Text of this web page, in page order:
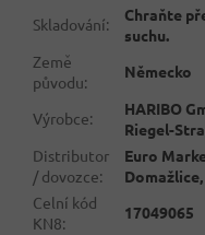
Skladování:
Chraňte
suchu.
Země
původu:
Německo
Výrobce:
HARIBO
Riegel-
Distributor
/ dovozce:
Euro
Domažlice,
Celní kód
KN8:
17049065